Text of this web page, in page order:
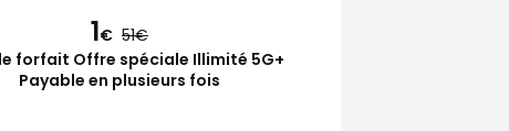
1€ 51
forfait Offre spéciale Illimité 5G+
Payable en plusieurs fois